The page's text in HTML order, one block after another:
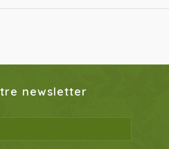
newsletter